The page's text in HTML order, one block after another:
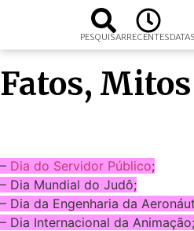
PESQUISARRECENTES
Fatos,
– Dia do Servidor Público;
– Dia Mundial do Judô;
– Dia da Engenharia da
– Dia Internacional da Animação;